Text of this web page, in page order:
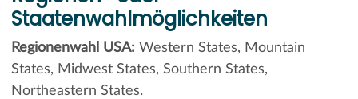
Staatenwahlmöglichkeiten
Regionenwahl USA: Western States, Mountain
States, Midwest States, Southern States,
Northeastern States.